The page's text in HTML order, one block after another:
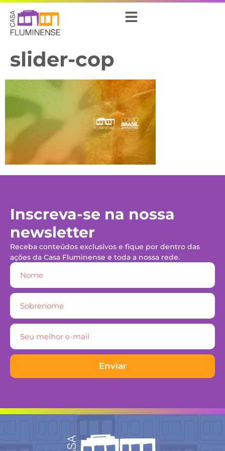
slider-cop
Inscreva-se na nossa
newsletter
Receba conteúdos exclusivos e fique por dentro das
ações da Casa Fluminense e toda a nossa rede.
Enviar